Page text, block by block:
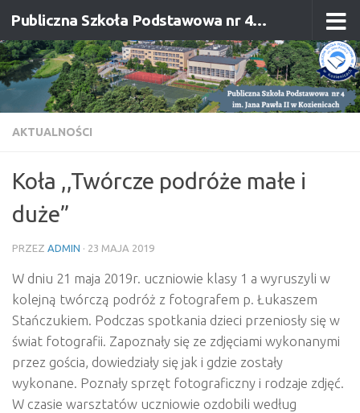
Przejdź do treści Publiczna Szkoła Podstawowa nr 4 im. Jana Pawła II w Kozienicach
AKTUALNOŚCI
Koła ,,Twórcze podróże małe i
duże”
PRZEZ ADMIN · 23 MAJA 2019
W dniu 21 maja 2019r. uczniowie klasy 1 a wyruszyli w
kolejną twórczą podróż z fotografem p. Łukaszem
Stańczukiem. Podczas spotkania dzieci przeniosły się w
świat fotografii. Zapoznały się ze zdjęciami wykonanymi
przez gościa, dowiedziały się jak i gdzie zostały
wykonane. Poznały sprzęt fotograficzny i rodzaje zdjęć.
W czasie warsztatów uczniowie ozdobili według